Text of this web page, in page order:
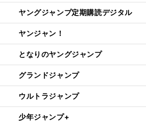
ヤングジャンプ定期購読デジタル
ヤンジャン！
となりのヤングジャンプ
グランドジャンプ
ウルトラジャンプ
少年ジャンプ+